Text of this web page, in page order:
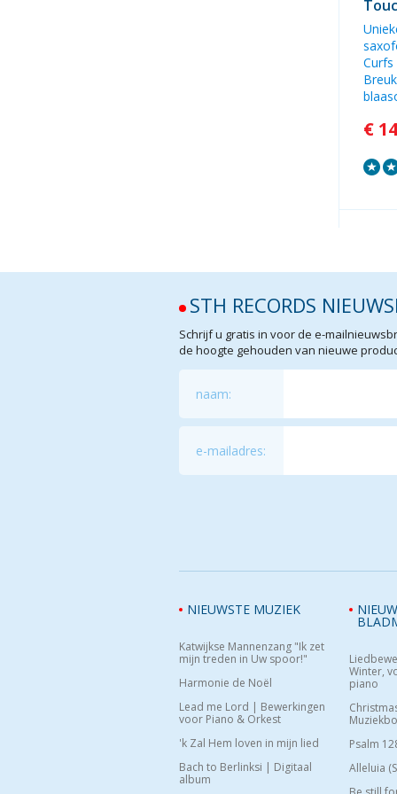
€
STH RECORDS
Schrijf u gratis in voor de e-
de hoogte gehouden van nieuwe
naam:
e-mailadres:
NIEUWSTE MUZIEK
Katwijkse Mannenzang "Ik zet
mijn treden in Uw spoor!"
Harmonie de Noël
Lead me Lord | Bewerkingen
voor Piano & Orkest
'k Zal Hem loven in mijn lied
Bach to Berlinksi | Digitaal
album
Winter,
piano
Psalm
Alleluia